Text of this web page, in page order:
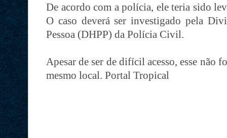
De acordo com a polícia, ele teria sido
O caso deverá ser investigado pela
Pessoa (DHPP) da Polícia Civil.
Apesar de ser de difícil acesso, esse
mesmo local. Portal Tropical